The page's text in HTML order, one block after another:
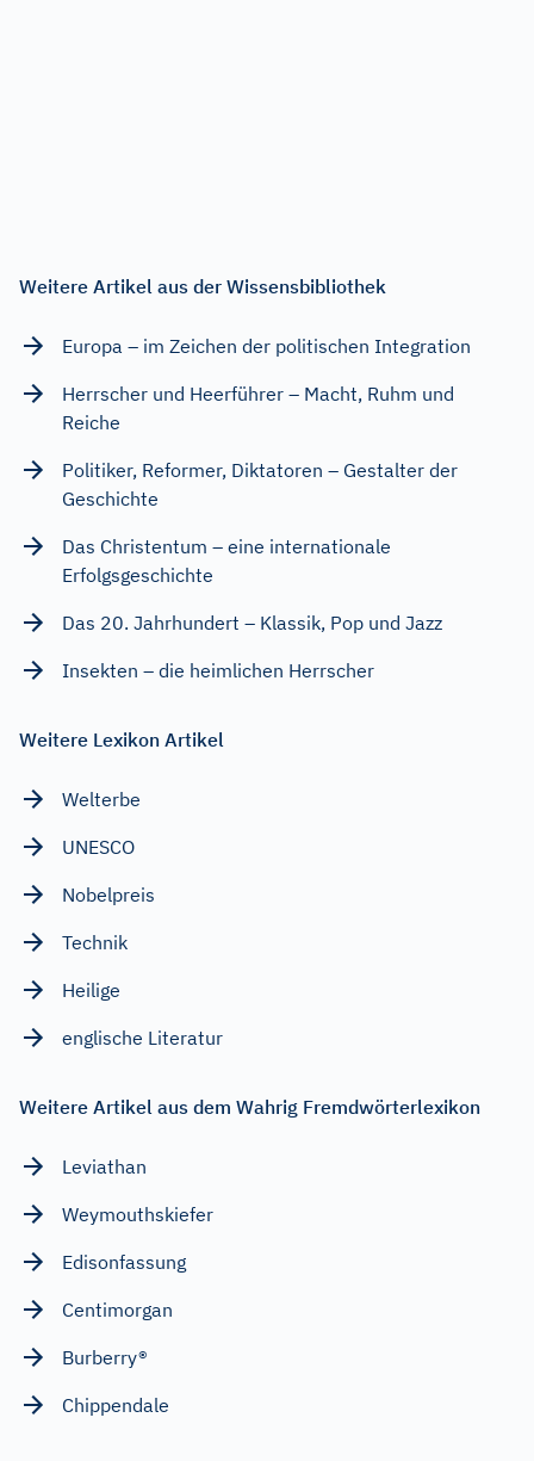
Weitere Artikel aus der Wissensbibliothek
Europa – im Zeichen der politischen Integration
Herrscher und Heerführer – Macht, Ruhm und
Reiche
Politiker, Reformer, Diktatoren – Gestalter der
Geschichte
Das Christentum – eine internationale
Erfolgsgeschichte
Das 20. Jahrhundert – Klassik, Pop und Jazz
Insekten – die heimlichen Herrscher
Weitere Lexikon Artikel
Welterbe
UNESCO
Nobelpreis
Technik
Heilige
englische Literatur
Weitere Artikel aus dem Wahrig Fremdwörterlexikon
Leviathan
Weymouthskiefer
Edisonfassung
Centimorgan
Burberry®
Chippendale